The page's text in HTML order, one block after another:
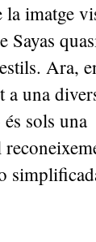
la imatge
Sayas
Ara,
a una
sols una